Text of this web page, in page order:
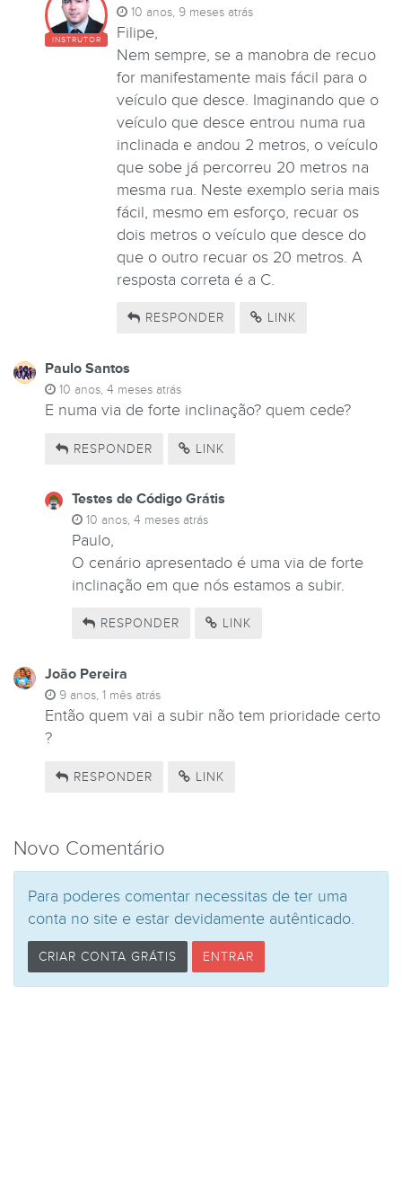
INSTRUTOR
10 anos, 9 meses atrás
Filipe,
Nem sempre, se a manobra de recuo
for manifestamente mais fácil para o
veículo que desce. Imaginando que o
veículo que desce entrou numa rua
inclinada e andou 2 metros, o veículo
que sobe já percorreu 20 metros na
mesma rua. Neste exemplo seria mais
fácil, mesmo em esforço, recuar os
dois metros o veículo que desce do
que o outro recuar os 20 metros. A
resposta correta é a C.
RESPONDER LINK
Paulo Santos
10 anos, 4 meses atrás
E numa via de forte inclinação? quem cede?
RESPONDER LINK
Testes de Código Grátis
10 anos, 4 meses atrás
Paulo,
O cenário apresentado é uma via de forte
inclinação em que nós estamos a subir.
RESPONDER LINK
João Pereira
9 anos, 1 mês atrás
Então quem vai a subir não tem prioridade certo
?
RESPONDER LINK
Novo Comentário
Para poderes comentar necessitas de ter uma
conta no site e estar devidamente autênticado.
CRIAR CONTA GRÁTIS ENTRAR